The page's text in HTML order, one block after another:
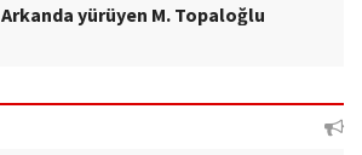
Arkanda yürüyen M. Topaloğlu